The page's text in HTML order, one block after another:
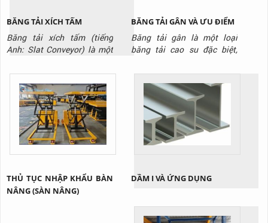
BĂNG TẢI XÍCH TẤM
Băng tải xích tấm (tiếng
Anh: Slat Conveyor) là một
các tấm panel (tấm ván) kim
loại hoặc nhựa cứng được
gắn kết chặt chẽ với nhau
trên một hệ thống xích. Các
tấm này tạo thành một bề
mặt vận chuyển phẳng và
cứng cáp, khác biệt hoàn
toàn so...
BĂNG TẢI GÂN VÀ ƯU ĐIỂM
Băng tải gân là một loại
băng tải cao su đặc biệt,
(gân) trên bề mặt. Các gân
này có thể có nhiều hình
dạng khác nhau, như hình
chữ V, chữ T, hoặc gai, được
đúc liền với thân băng tải.
Mục đích chính của những
gân này là tạo ra ma sát...
THỦ TỤC NHẬP KHẨU BÀN
NÂNG (SÀN NÂNG)
DẦM I VÀ ỨNG DỤNG